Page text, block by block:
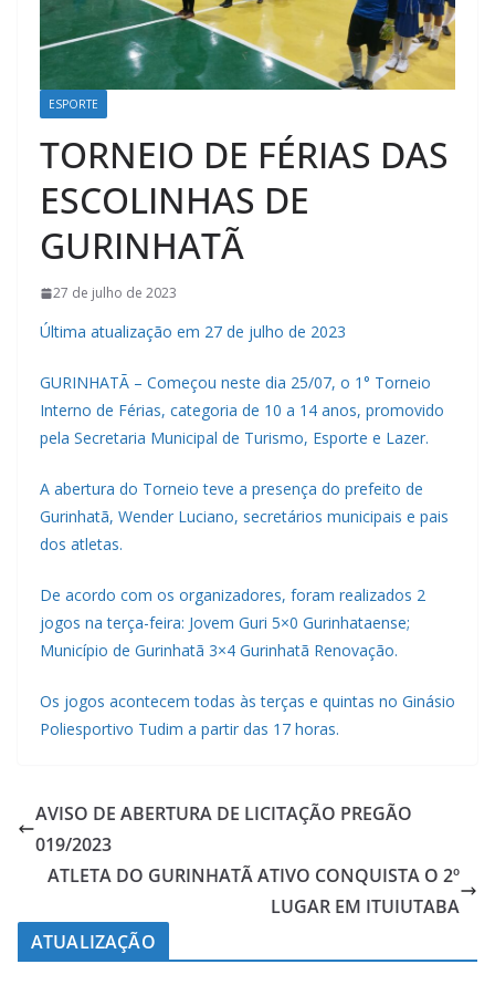
ESPORTE
TORNEIO DE FÉRIAS DAS
ESCOLINHAS DE
GURINHATÃ
27 de julho de 2023
Última atualização em 27 de julho de 2023
GURINHATÃ – Começou neste dia 25/07, o 1° Torneio
Interno de Férias, categoria de 10 a 14 anos, promovido
pela Secretaria Municipal de Turismo, Esporte e Lazer.
A abertura do Torneio teve a presença do prefeito de
Gurinhatã, Wender Luciano, secretários municipais e pais
dos atletas.
De acordo com os organizadores, foram realizados 2
jogos na terça-feira: Jovem Guri 5×0 Gurinhataense;
Município de Gurinhatã 3×4 Gurinhatã Renovação.
Os jogos acontecem todas às terças e quintas no Ginásio
Poliesportivo Tudim a partir das 17 horas.
AVISO DE ABERTURA DE LICITAÇÃO PREGÃO
019/2023
ATLETA DO GURINHATÃ ATIVO CONQUISTA O 2º
LUGAR EM ITUIUTABA
ATUALIZAÇÃO